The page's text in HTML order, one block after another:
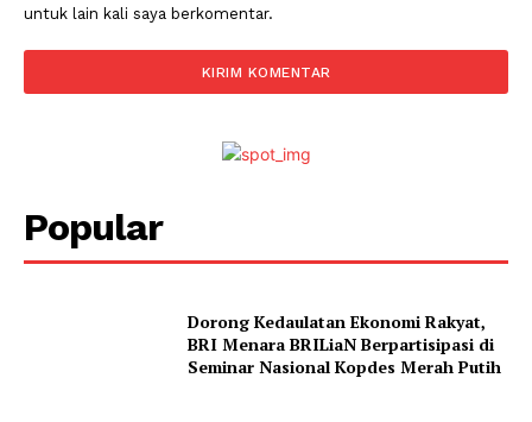
untuk lain kali saya berkomentar.
Popular
Dorong Kedaulatan Ekonomi Rakyat,
BRI Menara BRILiaN Berpartisipasi di
Seminar Nasional Kopdes Merah Putih